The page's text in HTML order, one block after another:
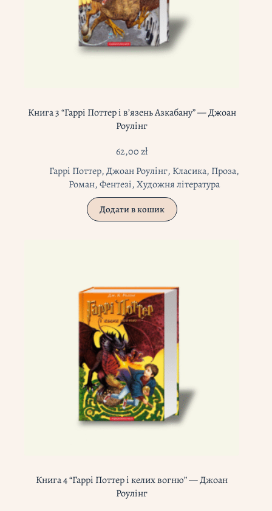
Книга 3 “Гаррі Поттер і в’язень Азкабану” — Джоан
Роулінг
62,00zł
Гаррі Поттер,Джоан Роулінг, Класика, Проза,
Роман,Фентезі,Художня література
Додати в кошик
Книга 4 “Гаррі Поттер і келих вогню” — Джоан
Роулінг